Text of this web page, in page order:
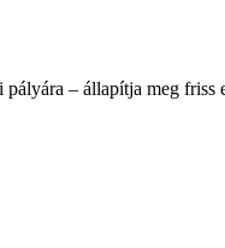
pályára – állapítja meg